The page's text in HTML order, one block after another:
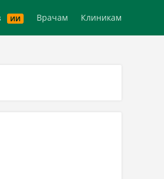
ИИ Врачам Клиникам